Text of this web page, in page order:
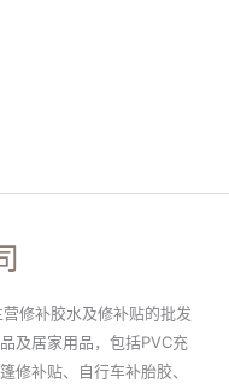
修补胶水及修补贴的批发
及居家用品，包括PVC充
修补贴、自行车补胎胶、